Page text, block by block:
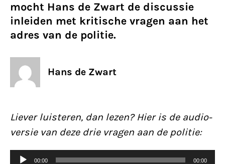
mocht Hans de Zwart de discussie
inleiden met kritische vragen aan het
adres van de politie.
Hans de Zwart
Liever luisteren, dan lezen? Hier is de audio-
versie van deze drie vragen aan de politie:
Audiospeler
00:00 00:00